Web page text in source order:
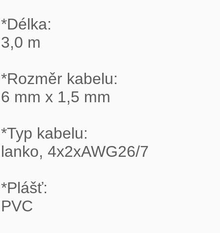
*Délka:
3,0 m
*Rozměr kabelu:
6 mm x 1,5 mm
*Typ kabelu:
lanko, 4x2xAWG26/7
*Plášť:
PVC